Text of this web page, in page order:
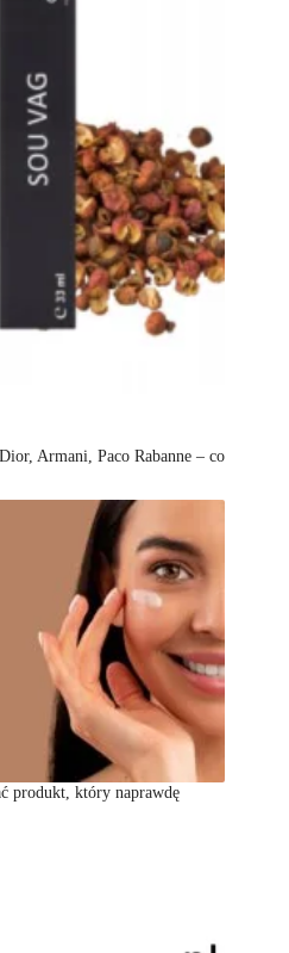
Armani, Paco Rabanne – co
produkt, który naprawdę